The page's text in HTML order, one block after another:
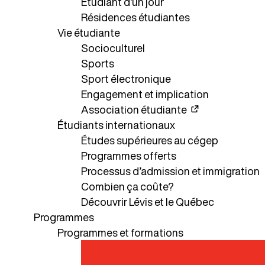
Résidences étudiantes
Vie étudiante
Socioculturel
Sports
Sport électronique
Engagement et implication
Association étudiante
Étudiants internationaux
Études supérieures au cégep
Programmes offerts
Processus d’admission et immigration
Combien ça coûte?
Découvrir Lévis et le Québec
Programmes
Programmes et formations